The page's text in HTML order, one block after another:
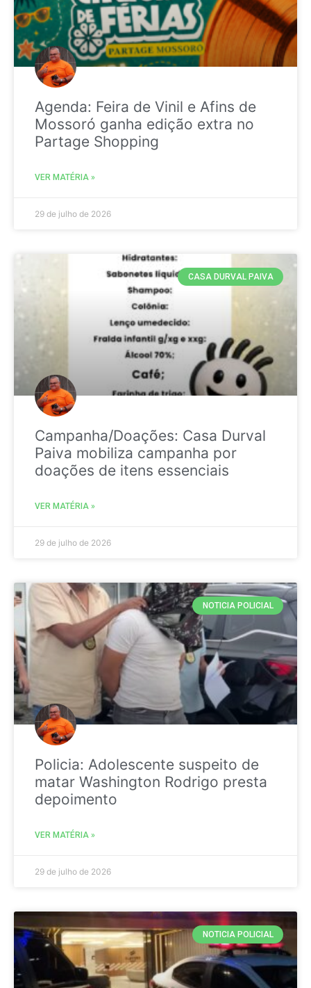
Agenda: Feira de Vinil e Afins de
Mossoró ganha edição extra no
Partage Shopping
VER MATÉRIA »
29 de julho de 2026
CASA DURVAL PAIVA
Campanha/Doações: Casa Durval
Paiva mobiliza campanha por
doações de itens essenciais
VER MATÉRIA »
29 de julho de 2026
NOTICIA POLICIAL
Policia: Adolescente suspeito de
matar Washington Rodrigo presta
depoimento
VER MATÉRIA »
29 de julho de 2026
NOTICIA POLICIAL